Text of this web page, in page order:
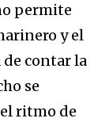
permite
y el
de contar la
se
ritmo de